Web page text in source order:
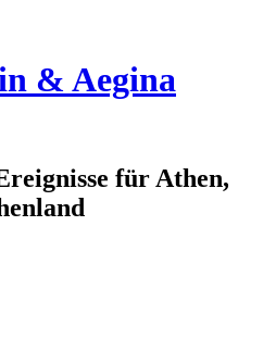
& Aegina
für Athen,